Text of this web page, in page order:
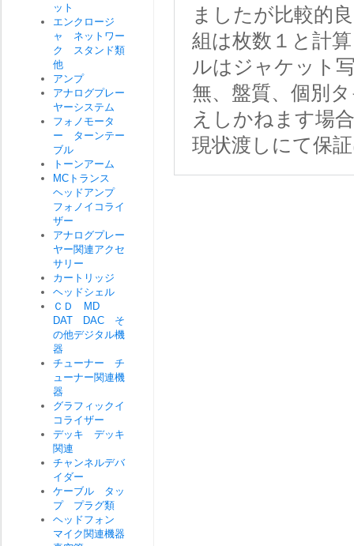
ましたが比較的
組は枚数１と計
ルはジャケット
無、盤質、個別
えしかねます場
現状渡しにて保
ット
エンクロージ
ャ ネットワー
ク スタンド類
他
アンプ
アナログプレー
ヤーシステム
フォノモータ
ー ターンテー
ブル
トーンアーム
MCトランス
ヘッドアンプ
フォノイコライ
ザー
アナログプレー
ヤー関連アクセ
サリー
カートリッジ
ヘッドシェル
ＣＤ MD
DAT DAC そ
の他デジタル機
器
チューナー チ
ューナー関連機
器
グラフィックイ
コライザー
デッキ デッキ
関連
チャンネルデバ
イダー
ケーブル タッ
プ プラグ類
ヘッドフォン
マイク関連機器